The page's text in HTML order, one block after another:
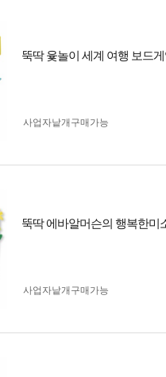
뚝딱 윷놀이 세계 여행 보드
사업자 낱개구매가능
뚝딱 에바알머슨의 행복한미
사업자 낱개구매가능